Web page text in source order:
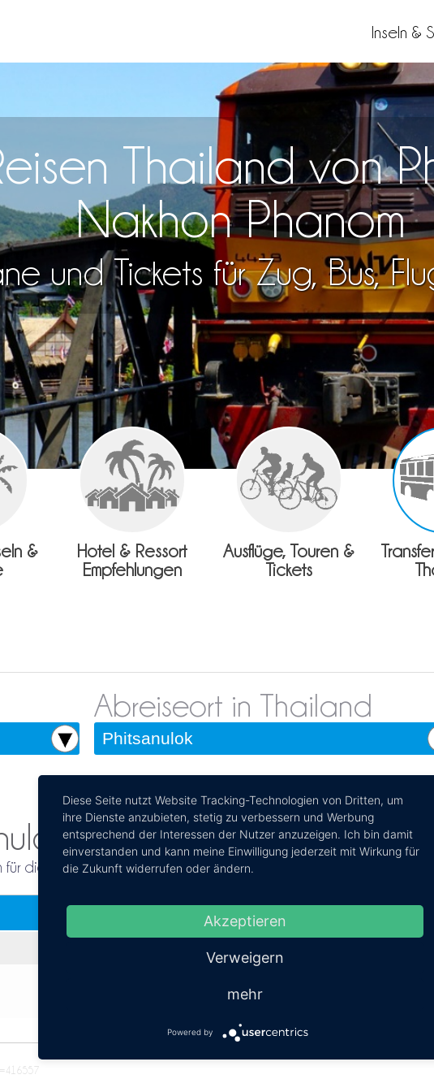
Inseln &
Thailand von
Nakhon Phanom
und Tickets für Zug, Bus,
&
Hotel & Ressort
Empfehlungen
Ausflüge, Touren &
Tickets
Abreiseort in Thailand
nach Nakhon Phanom
die Reiseroute von Phitsanulok nach Nakhon Phanom per Bus
Mehr Infos /
9h
Diese Seite nutzt Website Tracking-Technologien von Dritten, um
ihre Dienste anzubieten, stetig zu verbessern und Werbung
entsprechend der Interessen der Nutzer anzuzeigen. Ich bin damit
einverstanden und kann meine Einwilligung jederzeit mit Wirkung für
die Zukunft widerrufen oder ändern.
Akzeptieren
Verweigern
mehr
Powered by